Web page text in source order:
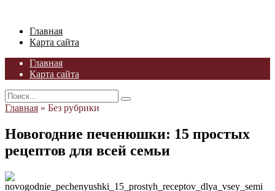
contentГлавная
Карта сайта
Главная
Карта сайта
Search
for:
Главная » Без рубрики
Новогодние печенюшки: 15 простых
рецептов для всей семьи